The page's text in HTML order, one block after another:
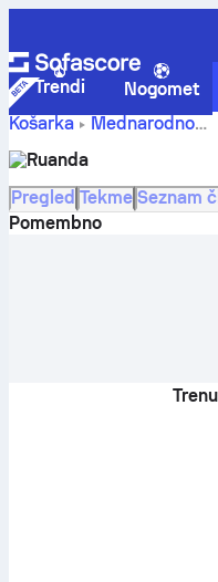
Trendi Nogomet
Košarka
Mednarodno
FIBA World Cup
lestvica, razpored in
Ruanda
Pregled Tekme Seznam
Pomembno